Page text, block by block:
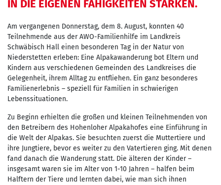
IN DIE EIGENEN FÄHIGKEITEN STÄRKEN.
Am vergangenen Donnerstag, dem 8. August, konnten 40
Teilnehmende aus der AWO-Familienhilfe im Landkreis
Schwäbisch Hall einen besonderen Tag in der Natur von
Niederstetten erleben: Eine Alpakawanderung bot Eltern und
Kindern aus verschiedenen Gemeinden des Landkreises die
Gelegenheit, ihrem Alltag zu entfliehen. Ein ganz besonderes
Familienerlebnis – speziell für Familien in schwierigen
Lebenssituationen.
Zu Beginn erhielten die großen und kleinen Teilnehmenden von
den Betreibern des Hohenloher Alpakahofes eine Einführung in
die Welt der Alpakas. Sie besuchten zuerst die Muttertiere und
ihre Jungtiere, bevor es weiter zu den Vatertieren ging. Mit denen
fand danach die Wanderung statt. Die älteren der Kinder –
insgesamt waren sie im Alter von 1-10 Jahren – halfen beim
Halftern der Tiere und lernten dabei, wie man sich ihnen